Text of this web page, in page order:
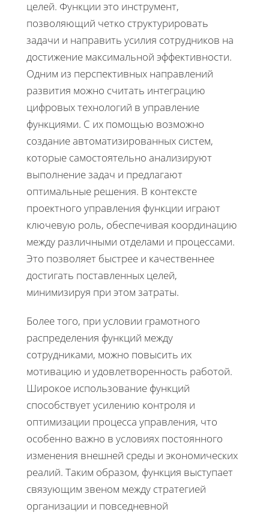
целей. Функции это инструмент,
позволяющий четко структурировать
задачи и направить усилия сотрудников на
достижение максимальной эффективности.
Одним из перспективных направлений
развития можно считать интеграцию
цифровых технологий в управление
функциями. С их помощью возможно
создание автоматизированных систем,
которые самостоятельно анализируют
выполнение задач и предлагают
оптимальные решения. В контексте
проектного управления функции играют
ключевую роль, обеспечивая координацию
между различными отделами и процессами.
Это позволяет быстрее и качественнее
достигать поставленных целей,
минимизируя при этом затраты.
Более того, при условии грамотного
распределения функций между
сотрудниками, можно повысить их
мотивацию и удовлетворенность работой.
Широкое использование функций
способствует усилению контроля и
оптимизации процесса управления, что
особенно важно в условиях постоянного
изменения внешней среды и экономических
реалий. Таким образом, функция выступает
связующим звеном между стратегией
организации и повседневной